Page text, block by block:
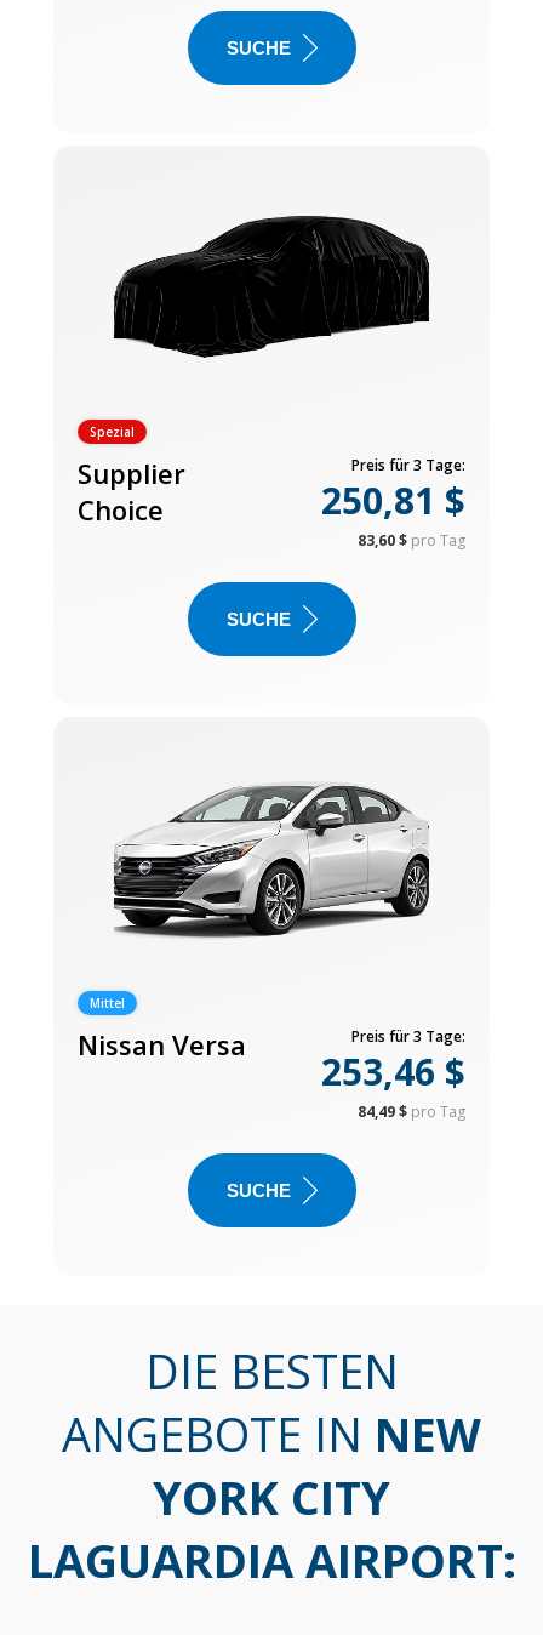
SUCHE
Spezial
Supplier
Choice
Preis für 3 Tage:
250,81 $
83,60 $ pro Tag
SUCHE
Mittel
Nissan Versa Preis für 3 Tage:
253,46 $
84,49 $ pro Tag
SUCHE
DIE BESTEN
ANGEBOTE IN NEW
YORK CITY
LAGUARDIA AIRPORT: